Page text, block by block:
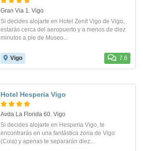
Gran Via 1. Vigo
Si decides alojarte en Hotel Zenit Vigo de Vigo,
estarás cerca del aeropuerto y a menos de diez
minutos a pie de Museo...
Vigo 7.6
Hotel Hesperia Vigo
Avda La Florida 60. Vigo
Si decides alojarte en Hesperia Vigo, te
encontrarás en una fantástica zona de Vigo
(Coia) y apenas te separarán diez...